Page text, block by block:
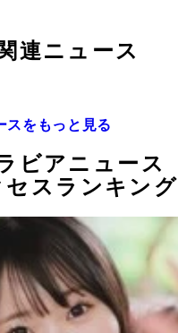
連ニュース
スをもっと見る
ビアニュース
セスランキング